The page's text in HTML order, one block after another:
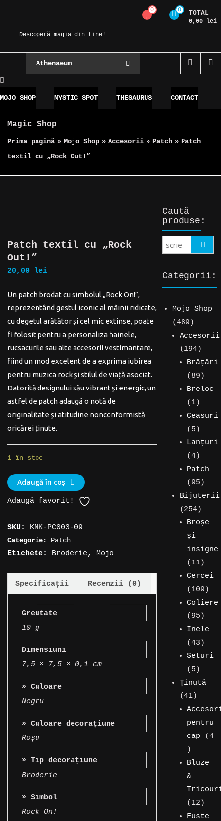
contentDescoperă magia din tine!
0 0 TOTAL
0,00 lei
Athenaeum
MOJO SHOP MYSTIC SPOT THESAURUS CONTACT
Magic Shop
Prima pagină » Mojo Shop » Accesorii » Patch » Patch
textil cu „Rock Out!”
Patch textil cu „Rock
Out!”
20,00 lei
Un patch brodat cu simbolul „Rock On!”,
reprezentând gestul iconic al mâinii ridicate,
cu degetul arătător și cel mic extinse, poate
fi folosit pentru a personaliza hainele,
rucsacurile sau alte accesorii vestimantare,
fiind un mod excelent de a exprima iubirea
pentru muzica rock și stilul de viață asociat.
Datorită designului său vibrant și energic, un
astfel de patch adaugă o notă de
originalitate și atitudine nonconformistă
oricărei ținute.
1 în stoc
Cantitate
Patch
textil
Adaugă în coș
Adaugă favorit!
SKU: KNK-PC003-09
Categorie: Patch
Etichete: Broderie, Mojo
Specificații Recenzii (0)
Greutate
10 g
Dimensiuni
7,5 × 7,5 × 0,1 cm
» Culoare
Negru
» Culoare decorațiune
Roșu
» Tip decorațiune
Broderie
» Simbol
Rock On!
Caută
produse:
Search
Categorii:
Mojo Shop
489489
de
produse
Accesorii
194194
de
Brățări
8989
de
Breloc
11
Ceasuri
55
Lanțuri
44
Patch
9595
de
Bijuterii
254254
de
Broșe
și
insigne
1111
Cercei
109109
Coliere
9595
de
Inele
4343
de
Seturi
55
Ținută
4141
de
pentru
cap
4
4
produse
Bluze
&
1212
Fuste